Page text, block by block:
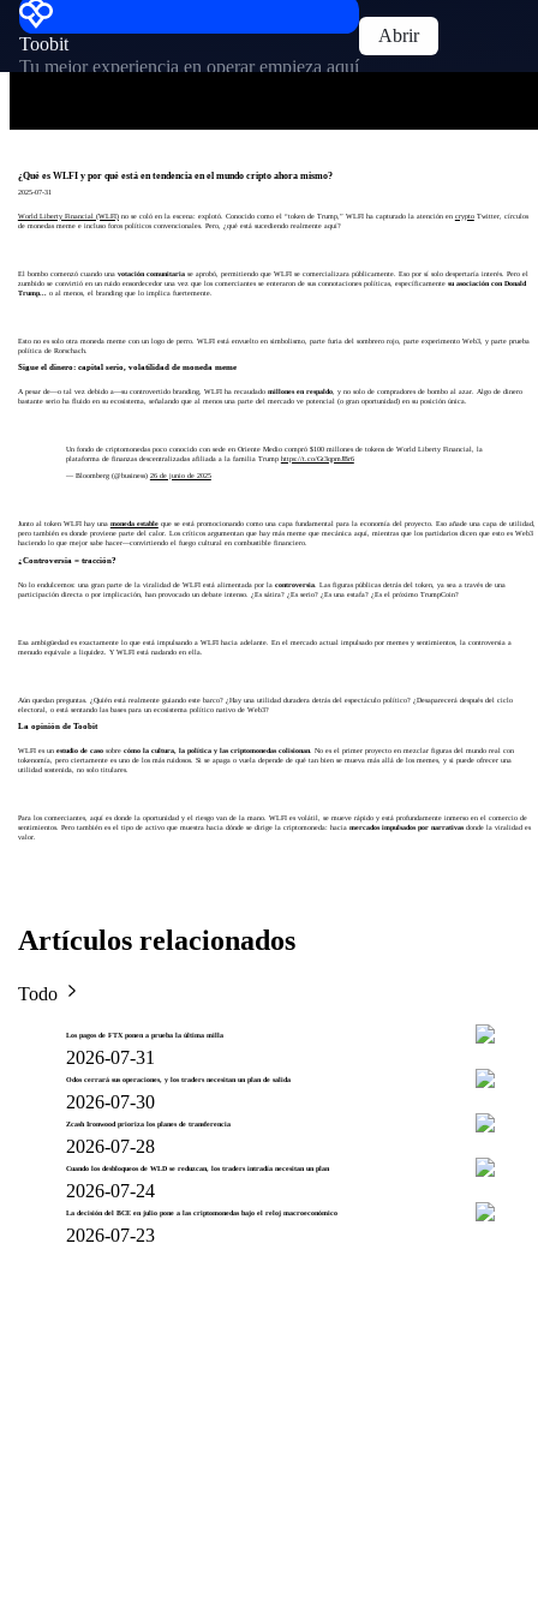
Toobit
Tu mejor experiencia en operar empieza aquí
Abrir
¿Qué es WLFI y por qué está en tendencia en el mundo cripto ahora mismo?
2025-07-31
World Liberty Financial (WLFI)no se coló en la escena: explotó. Conocido como el “token de Trump,” WLFI ha capturado la atención en cryptoTwitter, círculos
de monedas meme e incluso foros políticos convencionales. Pero, ¿qué está sucediendo realmente aquí?
El bombo comenzó cuando una votación comunitariase aprobó, permitiendo que WLFI se comercializara públicamente. Eso por sí solo despertaría interés. Pero el
zumbido se convirtió en un ruido ensordecedor una vez que los comerciantes se enteraron de sus connotaciones políticas, específicamente su asociación con Donald
Trump...
o al menos, el branding que lo implica fuertemente.
Esto no es solo otra moneda meme con un logo de perro. WLFI está envuelto en simbolismo, parte furia del sombrero rojo, parte experimento Web3, y parte prueba
política de Rorschach.
Sigue el dinero: capital serio, volatilidad de moneda meme
A pesar de—o tal vez debido a—su controvertido branding, WLFI ha recaudado millones en respaldo, y no solo de compradores de bombo al azar. Algo de dinero
bastante serio ha fluido en su ecosistema, señalando que al menos una parte del mercado ve potencial (o gran oportunidad) en su posición única.
Un fondo de criptomonedas poco conocido con sede en Oriente Medio compró $100 millones de tokens de World Liberty Financial, la
plataforma de finanzas descentralizadas afiliada a la familia Trump https://t.co/Gt3qpmJBr6
— Bloomberg (@business) 26 de junio de 2025
Junto al token WLFI hay una moneda estableque se está promocionando como una capa fundamental para la economía del proyecto. Eso añade una capa de utilidad,
pero también es donde proviene parte del calor. Los críticos argumentan que hay más meme que mecánica aquí, mientras que los partidarios dicen que esto es Web3
haciendo lo que mejor sabe hacer—convirtiendo el fuego cultural en combustible financiero.
¿Controversia = tracción?
No lo endulcemos: una gran parte de la viralidad de WLFI está alimentada por la controversia. Las figuras públicas detrás del token, ya sea a través de una
participación directa o por implicación, han provocado un debate intenso. ¿Es sátira? ¿Es serio? ¿Es una estafa? ¿Es el próximo TrumpCoin?
Esa ambigüedad es exactamente lo que está impulsando a WLFI hacia adelante. En el mercado actual impulsado por memes y sentimientos, la controversia a
menudo equivale a liquidez. Y WLFI está nadando en ella.
Aún quedan preguntas. ¿Quién está realmente guiando este barco? ¿Hay una utilidad duradera detrás del espectáculo político? ¿Desaparecerá después del ciclo
electoral, o está sentando las bases para un ecosistema político nativo de Web3?
La opinión de Toobit
WLFI es un estudio de casosobre cómo la cultura, la política y las criptomonedas colisionan. No es el primer proyecto en mezclar figuras del mundo real con
tokenomía, pero ciertamente es uno de los más ruidosos. Si se apaga o vuela depende de qué tan bien se mueva más allá de los memes, y si puede ofrecer una
utilidad sostenida, no solo titulares.
Para los comerciantes, aquí es donde la oportunidad y el riesgo van de la mano. WLFI es volátil, se mueve rápido y está profundamente inmerso en el comercio de
sentimientos. Pero también es el tipo de activo que muestra hacia dónde se dirige la criptomoneda: hacia mercados impulsados por narrativasdonde la viralidad es
valor.
Artículos relacionados
Todo
Los pagos de FTX ponen a prueba la última milla
2026-07-31
Odos cerrará sus operaciones, y los traders necesitan un plan de salida
2026-07-30
Zcash Ironwood prioriza los planes de transferencia
2026-07-28
Cuando los desbloqueos de WLD se reduzcan, los traders intradía necesitan un plan
2026-07-24
La decisión del BCE en julio pone a las criptomonedas bajo el reloj macroeconómico
2026-07-23